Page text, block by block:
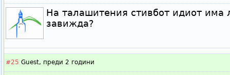
На талашитения стивбот идиот има
завижда?
#25 Guest, преди 2 години